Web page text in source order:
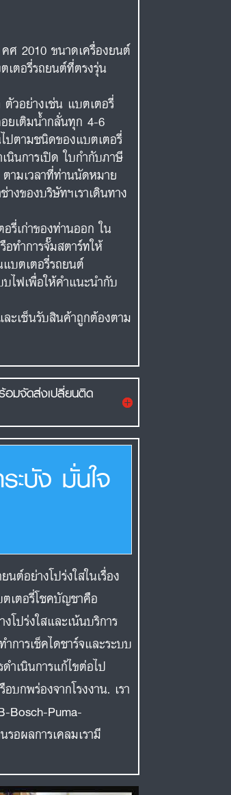
ศ 2010 ขนาดเครื่องยนต์
เตอรี่รถยนต์ที่ตรงรุ่น
วอย่างเช่น แบตเตอรี่
ยเติมน้ำกลั่นทุก 4-6
ปตามชนิดของแบตเตอรี่
นินการเปิด ใบกำกับภาษี
ามเวลาที่ท่านนัดหมาย
งของบริษัทฯเราเดินทาง
รี่เก่าของท่านออก ใน
ทำการจั๊มสตาร์ทให้
บตเตอรี่รถยนต์
บไฟเพื่อให้คำแนะนำกับ
ละเซ็นรับสินค้าถูกต้องตาม
อมจัดส่งเปลี่ยนติด
บัง มั่นใจ
ต์อย่างโปร่งใสในเรื่อง
เตอรี่โชคบัญชาคือ
โปร่งใสและเน้นบริการ
การเช็คไดชาร์จและระบบ
ำเนินการแก้ไขต่อไป
บกพร่องจากโรงงาน. เรา
Bosch-Puma-
อผลการเคลมเรามี